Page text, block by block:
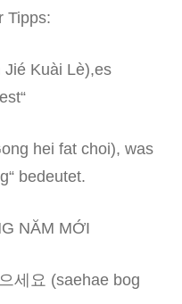
Tipps:
Jié Kuài Lè),es
hei fat choi), was
bedeutet.
NĂM MỚI
세요 (saehae bog